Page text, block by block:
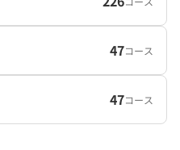
47コース
47コース